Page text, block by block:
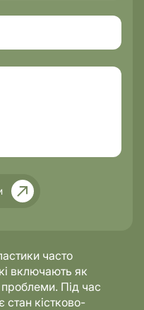
часто
включають як
проблеми. Під час
стан кістково-